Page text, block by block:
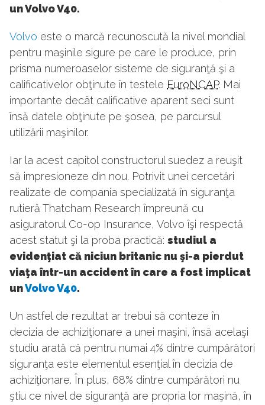
un Volvo V40.
Volvo este o marcă recunoscută la nivel mondial
pentru maşinile sigure pe care le produce, prin
prisma numeroaselor sisteme de siguranţă şi a
calificativelor obţinute în testele EuroNCAP. Mai
importante decât calificative aparent seci sunt
însă datele obţinute pe şosea, pe parcursul
utilizării maşinilor.
Iar la acest capitol constructorul suedez a reuşit
să impresioneze din nou. Potrivit unei cercetări
realizate de compania specializată în siguranţa
rutieră Thatcham Research împreună cu
asiguratorul Co-op Insurance, Volvo îşi respectă
acest statut şi la proba practică: studiul a
evidenţiat că niciun britanic nu şi-a pierdut
viaţa într-un accident în care a fost implicat
unVolvo V40.
Un astfel de rezultat ar trebui să conteze în
decizia de achiziţionare a unei maşini, însă acelaşi
studiu arată că pentru numai 4% dintre cumpărători
siguranţa este elementul esenţial în decizia de
achiziţionare. În plus, 68% dintre cumpărători nu
ştiu ce nivel de siguranţă are propria lor maşină, în